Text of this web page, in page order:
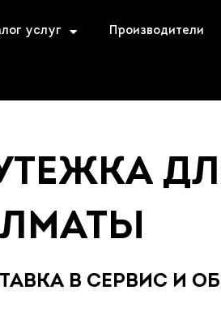
услуг Производители
В СЕРВИС И